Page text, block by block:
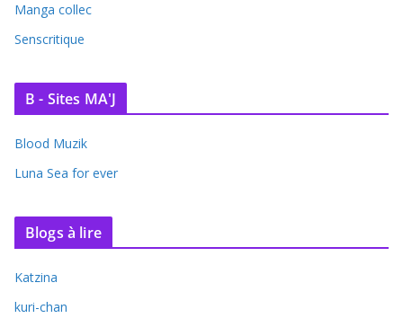
Manga collec
Senscritique
B - Sites MA'J
Blood Muzik
Luna Sea for ever
Blogs à lire
Katzina
kuri-chan